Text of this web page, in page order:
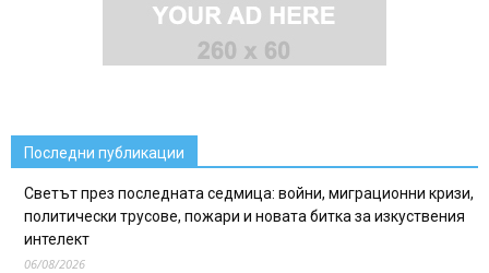
Последни публикации
Светът през последната седмица: войни, миграционни кризи,
политически трусове, пожари и новата битка за изкуствения
интелект
06/08/2026